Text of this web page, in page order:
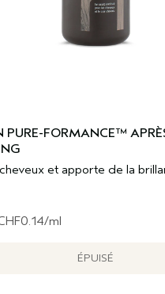
PURE-FORMANCE™
et apporte de la
/ml
ÉPUISÉ